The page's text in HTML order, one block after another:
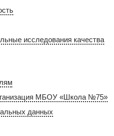
исследования качества
МБОУ «Школа №75»
данных